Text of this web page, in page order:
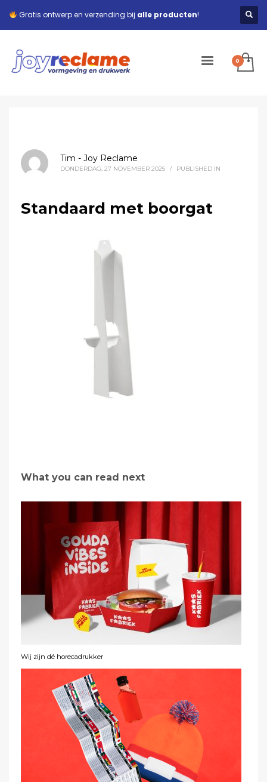
Gratis ontwerp en verzending bij alle producten!
Tim - Joy Reclame
DONDERDAG, 27 NOVEMBER 2025 / PUBLISHED IN
Standaard met boorgat
What you can read next
Wij zijn dé horecadrukker